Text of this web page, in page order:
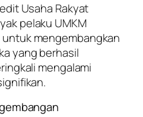
Usaha Rakyat
pelaku UMKM
mengembangkan
yang berhasil
mengalami